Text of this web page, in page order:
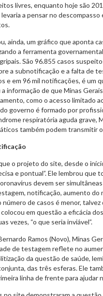
livres, enquanto hoje são
a pensar no
ainda, um gráfico que aponta
a ferramenta
São 96.855 casos
a subnotificação e a falta de
e em 96 mil notificações, é um
informação de que Minas
como o acesso limitado
governo é formado por
respiratória aguda grave,
também podem transmitir
o projeto do site, desde o
e pontual”. Ele lembrou que
devem ser
notificação, aumento do
de casos é menor,
em questão a eficácia
vezes, “o que seria inviável”.
Ramos (Novo), Minas
de testagem reflete no
da questão de saúde,
das três esferas. Ele
linha de frente para ajudar